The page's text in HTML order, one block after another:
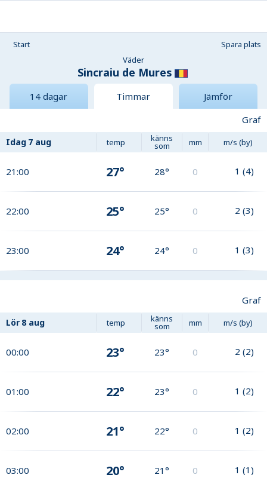
Start
Spara plats
Väder
Sincraiu de Mures
14 dagar Timmar
Jämför
Graf
Idag 7 aug temp känns
som mm m/s (by)
21:00 27° 28° 0 1 (4)
22:00 25° 25° 0 2 (3)
23:00 24° 24° 0 1 (3)
Graf
Lör 8 aug temp känns
som mm m/s (by)
00:00 23° 23° 0 2 (2)
01:00 22° 23° 0 1 (2)
02:00 21° 22° 0 1 (2)
03:00 20° 21° 0 1 (1)